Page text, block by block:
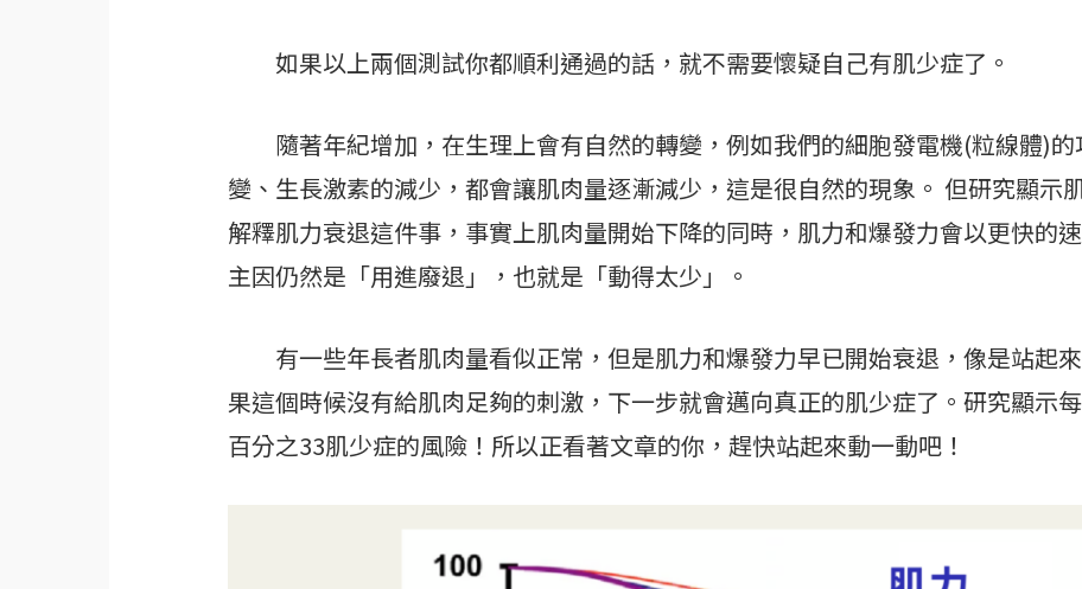
如果以上兩個測試你都順利通過的話，就不需要懷疑自己有肌少症了。
隨著年紀增加，在生理上會有自然的轉變，例如我們的細胞發電機(粒線體)的
變、生長激素的減少，都會讓肌肉量逐漸減少，這是很自然的現象。 但研究顯示
解釋肌力衰退這件事，事實上肌肉量開始下降的同時，肌力和爆發力會以更快的
主因仍然是「用進廢退」，也就是「動得太少」。
有一些年長者肌肉量看似正常，但是肌力和爆發力早已開始衰退，像是站起
果這個時候沒有給肌肉足夠的刺激，下一步就會邁向真正的肌少症了。研究顯示
百分之33肌少症的風險！所以正看著文章的你，趕快站起來動一動吧！